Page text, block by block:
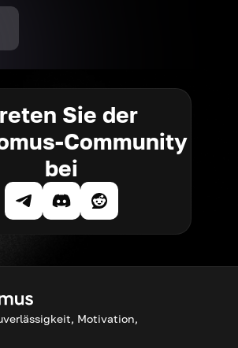
Sie der
Community
bei
Motivation,